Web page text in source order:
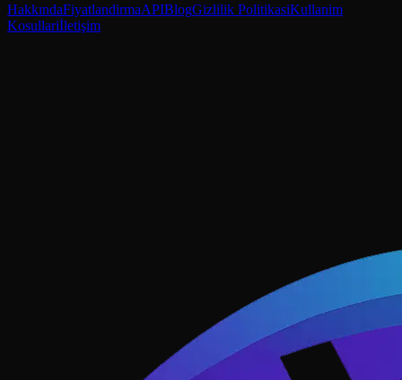
HakkındaFiyatlandirmaAPIBlogGizlilik PolitikasiKullanim
Kosullariİletişim